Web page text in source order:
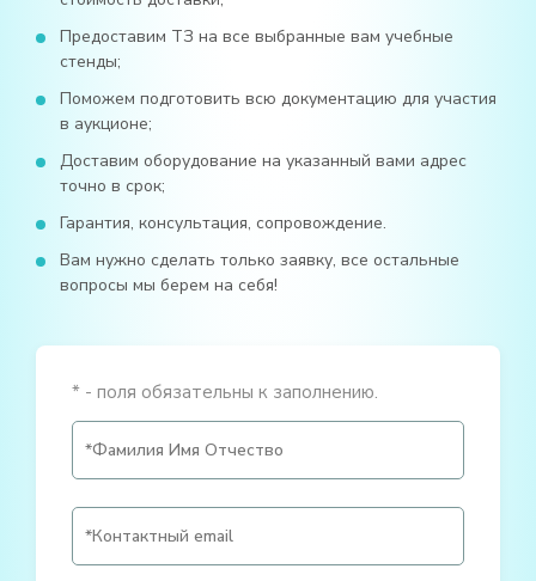
Предоставим ТЗ на все выбранные вам учебные
стенды;
Поможем подготовить всю документацию для участия
в аукционе;
Доставим оборудование на указанный вами адрес
точно в срок;
Гарантия, консультация, сопровождение.
Вам нужно сделать только заявку, все остальные
вопросы мы берем на себя!
* - поля обязательны к заполнению.